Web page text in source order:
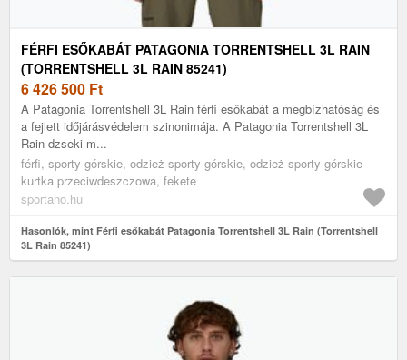
FÉRFI ESŐKABÁT PATAGONIA TORRENTSHELL 3L RAIN
(TORRENTSHELL 3L RAIN 85241)
6 426 500 Ft
A Patagonia Torrentshell 3L Rain férfi esőkabát a megbízhatóság és
a fejlett időjárásvédelem szinonimája. A Patagonia Torrentshell 3L
Rain dzseki m...
férfi, sporty górskie, odzież sporty górskie, odzież sporty górskie
kurtka przeciwdeszczowa, fekete
sportano.hu
Hasonlók, mint Férfi esőkabát Patagonia Torrentshell 3L Rain (Torrentshell
3L Rain 85241)